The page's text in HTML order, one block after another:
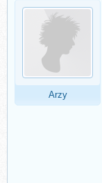
Arzy